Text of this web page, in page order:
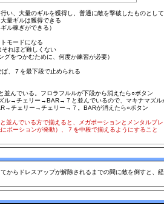
、大量のギルを獲得し、普通に敵を撃破したものとし
量ギルは獲得できる
ル稼ぎができる）
モードになる
れほど難しくない
をつかむために、何度か練習が必要）
、７を最下段で止められる
でいる。フロラフルルが下段から消えたら○ボタン
→チェリー→BAR→７と並んでいるので、マキナマズル
チェリー→チェリー→７。BARが消えたら○ボタン
んでいる方で揃えると、メガポーションとメンタルブレ
ポーションが発動）、７を中段で揃えるようにすること
らドレスアップが解除されるまでの間に敵を倒すと、